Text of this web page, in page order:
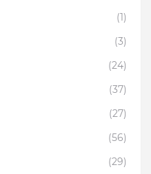
(1)
(3)
(24)
(37)
(27)
(56)
(29)